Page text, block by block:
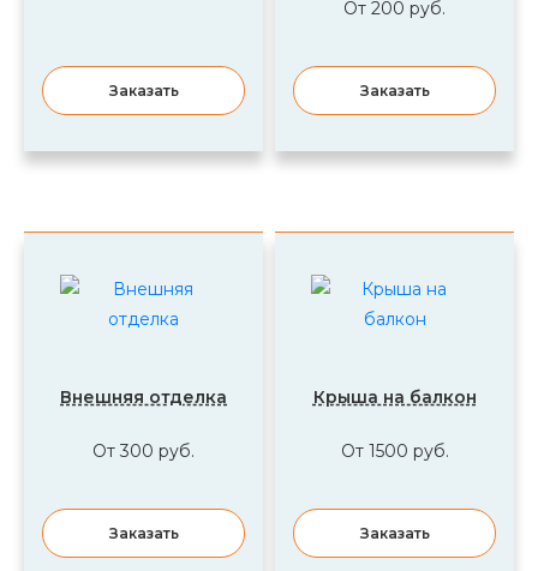
Заказать
От 200 руб.
Заказать
Внешняя отделка
От 300 руб.
Заказать
Крыша на балкон
От 1500 руб.
Заказать